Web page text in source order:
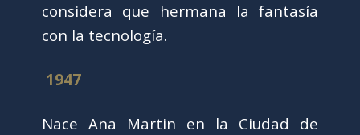
considera que hermana la fantasía
con la tecnología.
1947
Nace Ana Martin en la Ciudad de